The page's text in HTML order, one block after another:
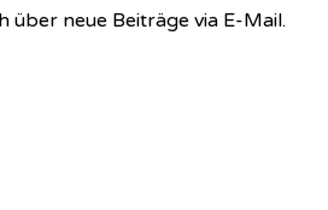
über neue Beiträge via E-Mail.